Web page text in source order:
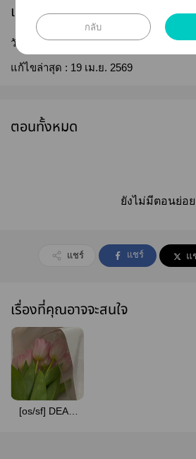
เผยแพร่
วันที่เผยแพร่ :19 เม.ย. 2569
แก้ไขล่าสุด : 19 เม.ย. 2569
ตอนทั้งหมด
ยังไม่มีตอนย่อย
แชร์ แชร์ แ
เรื่องที่คุณอาจจะสนใจ
[os/sf] DEAR
กลับ